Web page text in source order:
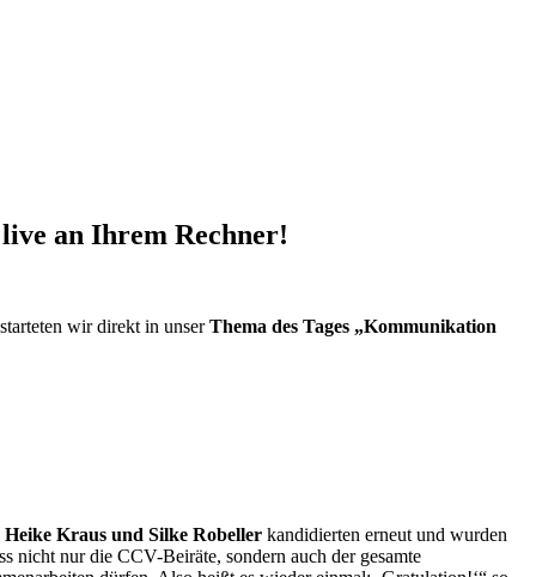
an Ihrem Rechner!
wir direkt in unserThema des Tages „Kommunikation
Heike Kraus und Silke Robeller kandidierten erneut und wurden
nicht nur die CCV-Beiräte, sondern auch der gesamte